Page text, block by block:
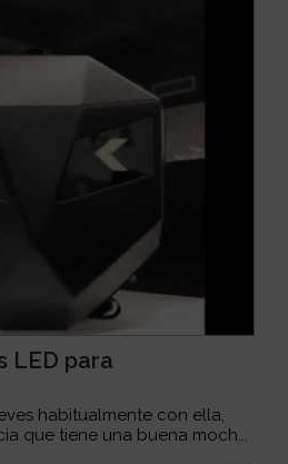
LED para
habitualmente con ella,
que tiene una buena moch...